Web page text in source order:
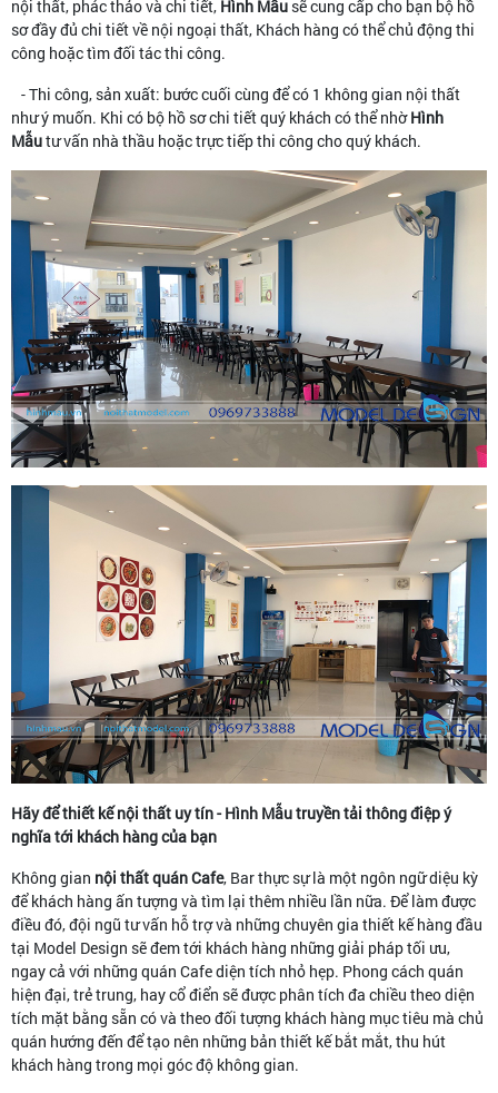
nội thất, phác thảo và chi tiết, Hình Mẫu sẽ cung cấp cho bạn bộ hồ
sơ đầy đủ chi tiết về nội ngoại thất, Khách hàng có thể chủ động thi
công hoặc tìm đối tác thi công.
- Thi công, sản xuất: bước cuối cùng để có 1 không gian nội thất
như ý muốn. Khi có bộ hồ sơ chi tiết quý khách có thể nhờHình
Mẫutư vấn nhà thầu hoặc trực tiếp thi công cho quý khách.
Hãy để thiết kế nội thất uy tín - Hình Mẫu truyền tải thông điệp ý
nghĩa tới khách hàng của bạn
Không gian nội thất quán Cafe, Bar thực sự là một ngôn ngữ diệu kỳ
để khách hàng ấn tượng và tìm lại thêm nhiều lần nữa. Để làm được
điều đó, đội ngũ tư vấn hỗ trợ và những chuyên gia thiết kế hàng đầu
tại Model Design sẽ đem tới khách hàng những giải pháp tối ưu,
ngay cả với những quán Cafe diện tích nhỏ hẹp. Phong cách quán
hiện đại, trẻ trung, hay cổ điển sẽ được phân tích đa chiều theo diện
tích mặt bằng sẵn có và theo đối tượng khách hàng mục tiêu mà chủ
quán hướng đến để tạo nên những bản thiết kế bắt mắt, thu hút
khách hàng trong mọi góc độ không gian.